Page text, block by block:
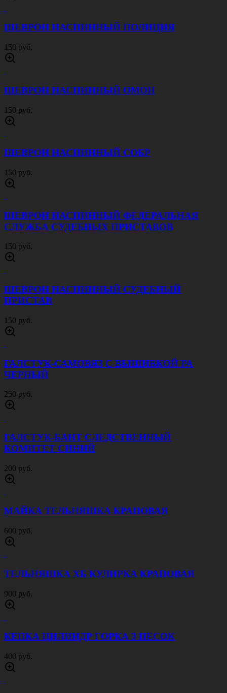
150 руб.
ГАЛСТУК-САМОВЯЗ С ВЫШИВКОЙ РА
250 руб.
600 руб.
900 руб.
КЕПКА ЦИЛИНДР ГОРКА 3 ПЕСОК
400 руб.
ПОГОНЫ ЮСТИЦИИ СТАРШИЙ СОСТАВ
БЕЛЫЕ
120 руб.
ПОГОНЫ ЮСТИЦИИ МЛАДШИЙ СОСТАВ
БЕЛЫЕ
120 руб.
ПОГОНЫ ЮСТИЦИИ БЕЛЫЕ
120 руб.
РАЗГРУЗКА HUNTER ОЛИВА
3000 руб.
ТЕЛЬНЯШКА ГОЛУБАЯ ПОЛОСА
900 руб.